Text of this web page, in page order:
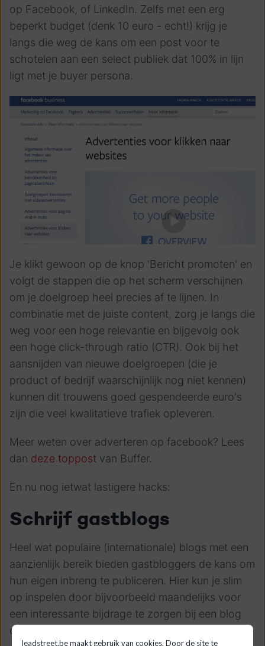
leadstreet.be maakt gebruik van cookies. Door de site te
op Facebook, of LinkedIn. Zelfs met een erg
beperkt budget (denk 10 euro - echt!) krijg je
langs die weg de kans om een post voor te
schotelen aan een select publiek dat 100% in lijn
ligt met je buyer persona.
Je klikt gewoon op de knop 'Bericht promoten' en
volgt de stappen die op het scherm verschijnen
om je doelgroep heel precies af te lijnen. In
combinatie met de juiste content, zorg je langs die
weg voor een hoge relevantie en bijgevolg ook
een hoge click-through ratio (CTR). Ook bij het
aansnijden van nieuwe doelgroepen (die je
product of bedrijf waarschijnlijk nog niet kennen)
kunnen dit trouwens goed gespendeerde euro's
zijn die veel kwalitatieve trafiek opleveren.
Meer weten over adverteren op facebook? Lees
dan deze toppost van Buffer.
En nu nog ietwat lastigere hacks:
Schrijf gastblogs
Heel wat populaire (internationale) blogs met een
aanzienlijk bereik bieden gastbloggers de kans om
hun eigen inbreng te publiceren. Hier kun je slim
op inspelen door bijvoorbeeld maandelijks voor
een interessante bijdrage te zorgen bij een blog
die nauw aansluit bij jouw doelpubliek.